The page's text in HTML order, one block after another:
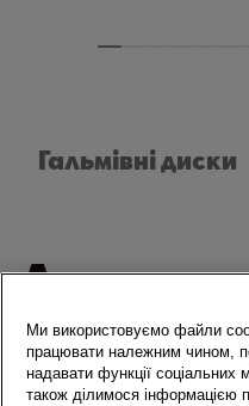
Гальмівні диски
Ми використовуємо файли
працювати належним чином,
надавати функції
також ділимося інформацією